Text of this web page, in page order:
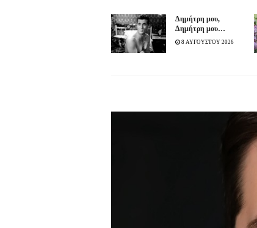
Δημήτρη μου,
Δημήτρη μου…
8 ΑΥΓΟΥΣΤΟΥ 2026